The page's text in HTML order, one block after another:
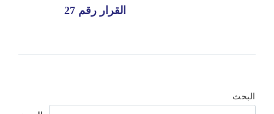
القرار رقم 27
البحث